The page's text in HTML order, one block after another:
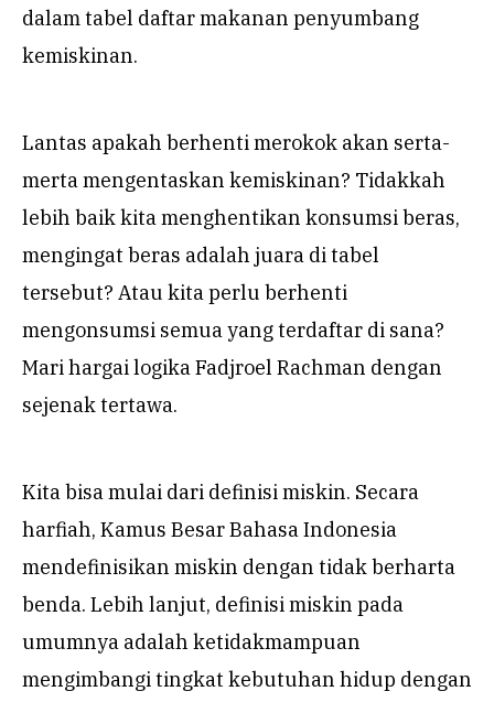
dalam tabel daftar makanan penyumbang
kemiskinan.
Lantas apakah berhenti merokok akan serta-
merta mengentaskan kemiskinan? Tidakkah
lebih baik kita menghentikan konsumsi beras,
mengingat beras adalah juara di tabel
tersebut? Atau kita perlu berhenti
mengonsumsi semua yang terdaftar di sana?
Mari hargai logika Fadjroel Rachman dengan
sejenak tertawa.
Kita bisa mulai dari definisi miskin. Secara
harfiah, Kamus Besar Bahasa Indonesia
mendefinisikan miskin dengan tidak berharta
benda. Lebih lanjut, definisi miskin pada
umumnya adalah ketidakmampuan
mengimbangi tingkat kebutuhan hidup dengan